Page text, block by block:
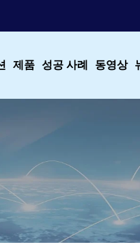
제품 성공 사례 동영상